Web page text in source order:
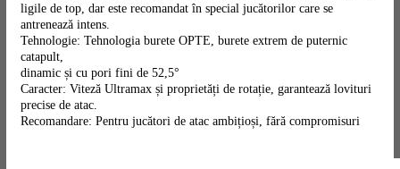
ligile de top, dar este recomandat în special jucătorilor care se
antrenează intens.
Tehnologie: Tehnologia burete OPTE, burete extrem de puternic
catapult,
dinamic și cu pori fini de 52,5°
Caracter: Viteză Ultramax și proprietăți de rotație, garantează lovituri
precise de atac.
Recomandare: Pentru jucători de atac ambițioși, fără compromisuri